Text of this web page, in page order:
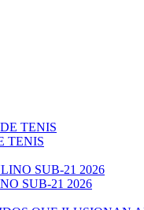
TENIS
SUB-21 2026